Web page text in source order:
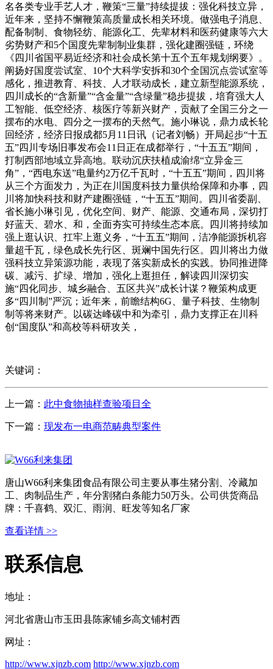
名各类专业手艺人才，鞭策“三量”持续提拔：强化科技立异，
近年来，坚持不懈鞭策高质量成长相关环境。做强电子消息、
配备制制、食物轻纺、能源化工、先辈材料和医药健康等六大
劣势财产和5个国度先辈制制业集群，强化建圈强链，环绕
《四川省国平易近经济和社会成长第十五个五年规划纲要》。
阐扬好国度尝试室、10个大科学安拆和30个全国沉点尝试室等
感化，推进教育、科技、人才联动成长，建立新型能源系统，
四川成长的“含新量”“含金量”“含绿量”稳步提拔，培育强大人
工智能、低空经济、核医疗等新兴财产，贡献了全国三分之一
摆布的水电、四分之一摆布的天然气。施小琳说，鼎力成长轮
回经济，经济日报成都5月11日讯（记者刘畅）开局起步“十五
五”四川专场旧事发布会11日正在成都举行，“十五五”期间，
打制西部地域立异高地。联动沉庆扶植成渝绵“立异金三
角”，“西电东送”电量约2万亿千瓦时，“十五五”期间，四川将
从三个方面发力，为正在川国度科技力量供给保障和办事，四
川将加快科技和财产建圈强链，“十五五”期间。四川省委副、
省长施小琳引见，优化空间、财产、能源、交通布局，深切打
好蓝天、碧水、和，全面夯实可持续生态本底。四川将持续加
强上逛认识、扛牢上逛义务，“十五五”期间，洁净能源拆机容
量超千瓦，绿色成长先行区、斑斓中国先行区。四川将出力做
强科技立异策源功能，表现了落实新成长的实践。协同推进降
碳、减污、扩绿、增加，强化上逛担任，解读四川深切实
施“四化同步、城乡融合、五区共兴”成长计谋？鞭策构成更
多“四川制”严沉；近年来，前瞻结构6G、量子科技、生物制
制等将来财产。以碳达峰碳中和为牵引，鼎力支撑正在川科
创“国度队”和高校等科研攻关，
关键词：
上一篇： 此中食物抽样查验项目全
下一篇： 现发布一电商范畴典型案件
唐山W66利来集团食品有限公司主要从事生猪分割、冷藏加
工、肉制品生产，年分割猪白条能力50万头。公司供货商品
牌：千喜鹤、双汇、雨润、旺发等知名厂家
查看详情 >>
联系信息
地址：
河北省唐山市玉田县陈家铺乡高文铺村西
网址：
http://www.xjnzb.com http://www.xjnzb.com